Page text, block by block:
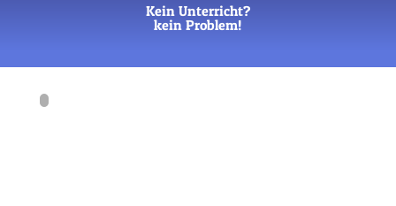
Kein Unterricht?
kein Problem!